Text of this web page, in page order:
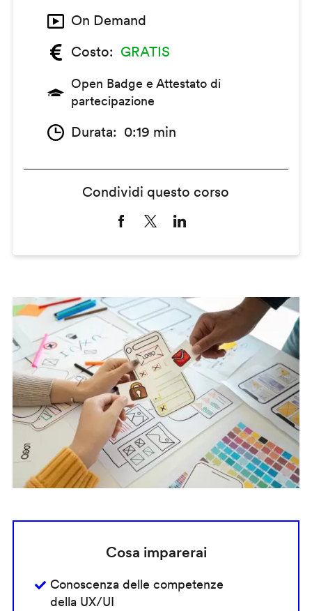
On Demand
Costo
GRATIS
Open Badge e Attestato di
partecipazione
Durata 0:19 min
Condividi questo corso
Cosa imparerai
Conoscenza delle competenze
della UX/UI